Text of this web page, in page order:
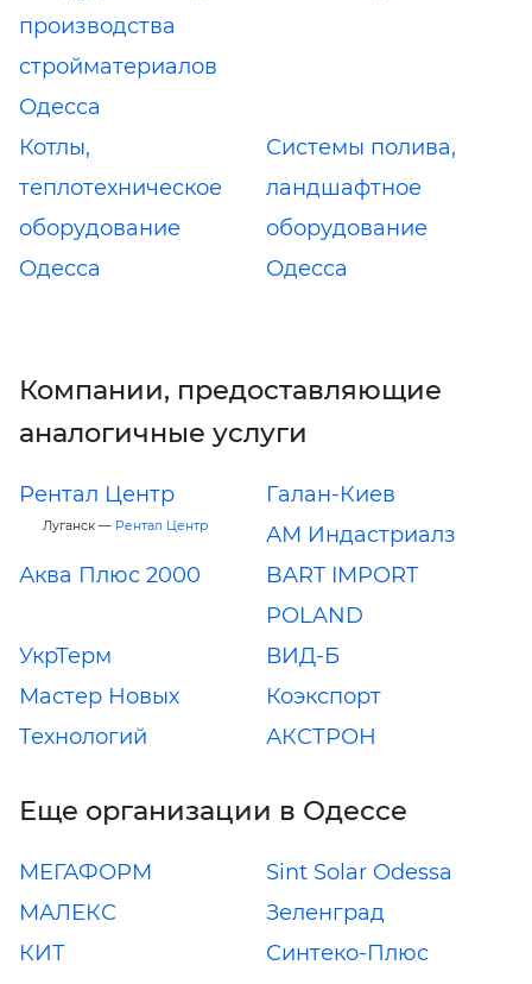
производства
стройматериалов
Одесса
Котлы,
теплотехническое
оборудование
Одесса
Системы полива,
ландшафтное
оборудование
Одесса
Компании, предоставляющие
аналогичные услуги
Рентал Центр
Луганск — Рентал Центр
Галан-Киев
АМ Индастриалз
Аква Плюс 2000
BART IMPORT
POLAND
УкрТерм
ВИД-Б
Мастер Новых
Технологий
Коэкспорт
АКСТРОН
Еще организации в Одессе
МЕГАФОРМ
Sint Solar Odessa
МАЛЕКС
Зеленград
КИТ
Синтеко-Плюс